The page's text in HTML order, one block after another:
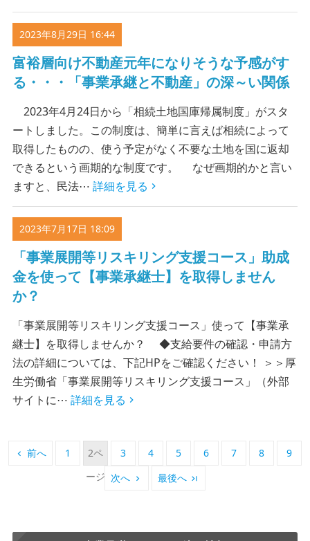
2023年8月29日 16:44
富裕層向け不動産元年になりそうな予感がす
る・・・「事業承継と不動産」の深～い関係
2023年4月24日から「相続土地国庫帰属制度」がスタ
ートしました。この制度は、簡単に言えば相続によって
取得したものの、使う予定がなく不要な土地を国に返却
できるという画期的な制度です。 なぜ画期的かと言い
ますと、民法⋯ 詳細を見る
2023年7月17日 18:09
「事業展開等リスキリング支援コース」助成
金を使って【事業承継士】を取得しません
か？
「事業展開等リスキリング支援コース」使って【事業承
継士】を取得しませんか？ ◆支給要件の確認・申請方
法の詳細については、下記HPをご確認ください！ ＞＞厚
生労働省「事業展開等リスキリング支援コース」（外部
サイトに⋯ 詳細を見る
前へ 1 2 3 4 5 6 7 8
9
次へ
最後へ